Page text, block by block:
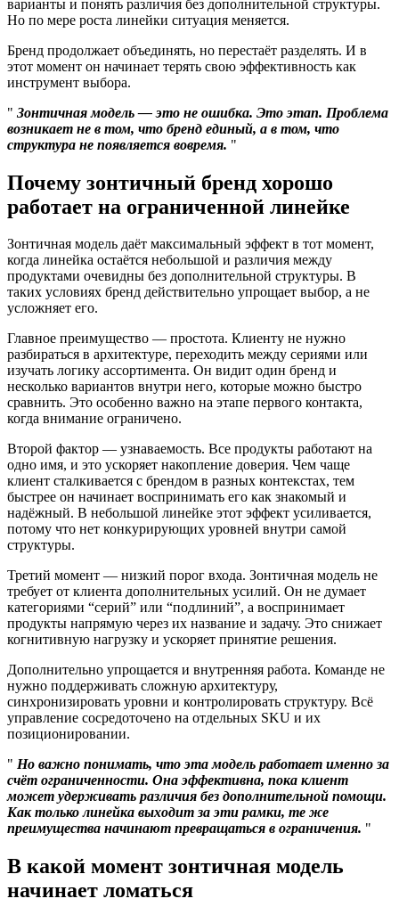
варианты и понять различия без дополнительной структуры.
Но по мере роста линейки ситуация меняется.
Бренд продолжает объединять, но перестаёт разделять. И в
этот момент он начинает терять свою эффективность как
инструмент выбора.
Зонтичная модель — это не ошибка. Это этап. Проблема
возникает не в том, что бренд единый, а в том, что
структура не появляется вовремя.
Почему зонтичный бренд хорошо
работает на ограниченной линейке
Зонтичная модель даёт максимальный эффект в тот момент,
когда линейка остаётся небольшой и различия между
продуктами очевидны без дополнительной структуры. В
таких условиях бренд действительно упрощает выбор, а не
усложняет его.
Главное преимущество — простота. Клиенту не нужно
разбираться в архитектуре, переходить между сериями или
изучать логику ассортимента. Он видит один бренд и
несколько вариантов внутри него, которые можно быстро
сравнить. Это особенно важно на этапе первого контакта,
когда внимание ограничено.
Второй фактор — узнаваемость. Все продукты работают на
одно имя, и это ускоряет накопление доверия. Чем чаще
клиент сталкивается с брендом в разных контекстах, тем
быстрее он начинает воспринимать его как знакомый и
надёжный. В небольшой линейке этот эффект усиливается,
потому что нет конкурирующих уровней внутри самой
структуры.
Третий момент — низкий порог входа. Зонтичная модель не
требует от клиента дополнительных усилий. Он не думает
категориями “серий” или “подлиний”, а воспринимает
продукты напрямую через их название и задачу. Это снижает
когнитивную нагрузку и ускоряет принятие решения.
Дополнительно упрощается и внутренняя работа. Команде не
нужно поддерживать сложную архитектуру,
синхронизировать уровни и контролировать структуру. Всё
управление сосредоточено на отдельных SKU и их
позиционировании.
Но важно понимать, что эта модель работает именно за
счёт ограниченности. Она эффективна, пока клиент
может удерживать различия без дополнительной помощи.
Как только линейка выходит за эти рамки, те же
преимущества начинают превращаться в ограничения.
В какой момент зонтичная модель
начинает ломаться